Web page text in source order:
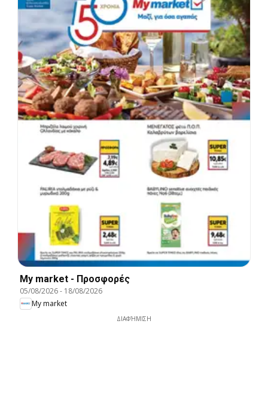
My market - Προσφορές
05/08/2026- 18/08/2026
My market
ΔΙΑΦΉΜΙΣΗ